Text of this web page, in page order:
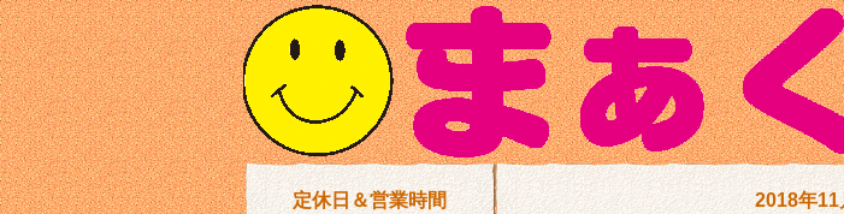
定休日＆営業時間 2018年11